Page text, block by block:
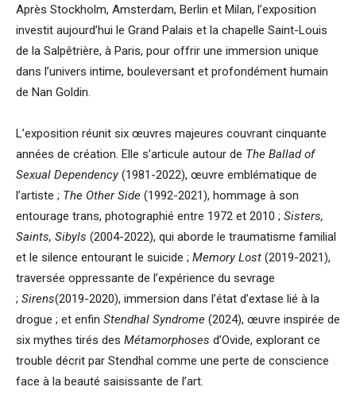
Après Stockholm, Amsterdam, Berlin et Milan, l’exposition
investit aujourd’hui le Grand Palais et la chapelle Saint-Louis
de la Salpêtrière, à Paris, pour offrir une immersion unique
dans l’univers intime, bouleversant et profondément humain
de Nan Goldin.
L’exposition réunit six œuvres majeures couvrant cinquante
années de création. Elle s’articule autour de The Ballad of
Sexual Dependency(1981-2022), œuvre emblématique de
l’artiste ; The Other Side (1992-2021), hommage à son
entourage trans, photographié entre 1972 et 2010 ; Sisters,
Saints, Sibyls (2004-2022), qui aborde le traumatisme familial
et le silence entourant le suicide ; Memory Lost (2019-2021),
traversée oppressante de l’expérience du sevrage
; Sirens(2019-2020), immersion dans l’état d’extase lié à la
drogue ; et enfin Stendhal Syndrome (2024), œuvre inspirée de
six mythes tirés des Métamorphoses d’Ovide, explorant ce
trouble décrit par Stendhal comme une perte de conscience
face à la beauté saisissante de l’art.